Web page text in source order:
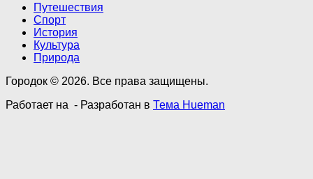
Путешествия
Спорт
История
Культура
Природа
Городок © 2026. Все права защищены.
Работает на - Разработан в Тема Hueman